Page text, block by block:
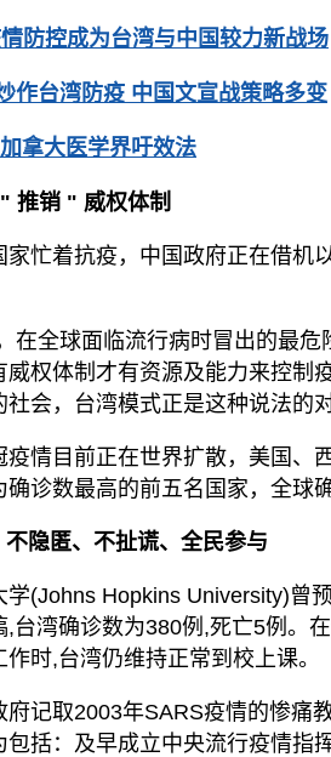
防控成为台湾与中国较力新战场
作台湾防疫 中国文宣战策略多变
拿大医学界吁效法
" 推销 " 威权体制
家忙着抗疫，中国政府正在借机
在全球面临流行病时冒出的最
权体制才有资源及能力来控制
会，台湾模式正是这种说法的
疫情目前正在世界扩散，美国、
诊数最高的前五名国家，全球
不隐匿、不扯谎、全民参与
学(Johns Hopkins University)曾
台湾确诊数为380例,死亡5例。
时,台湾仍维持正常到校上课。
记取2003年SARS疫情的惨痛
包括：及早成立中央流行疫情指